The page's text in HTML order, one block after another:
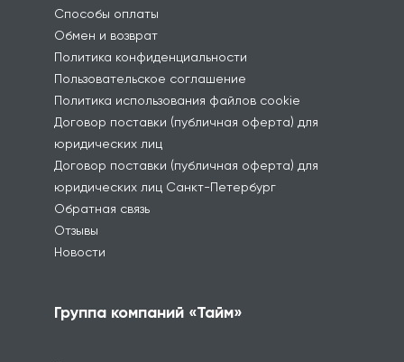
Способы оплаты
Обмен и возврат
Политика конфиденциальности
Пользовательское соглашение
Политика использования файлов cookie
Договор поставки (публичная оферта) для
юридических лиц
Договор поставки (публичная оферта) для
юридических лиц Санкт-Петербург
Обратная связь
Отзывы
Новости
Группа компаний «Тайм»